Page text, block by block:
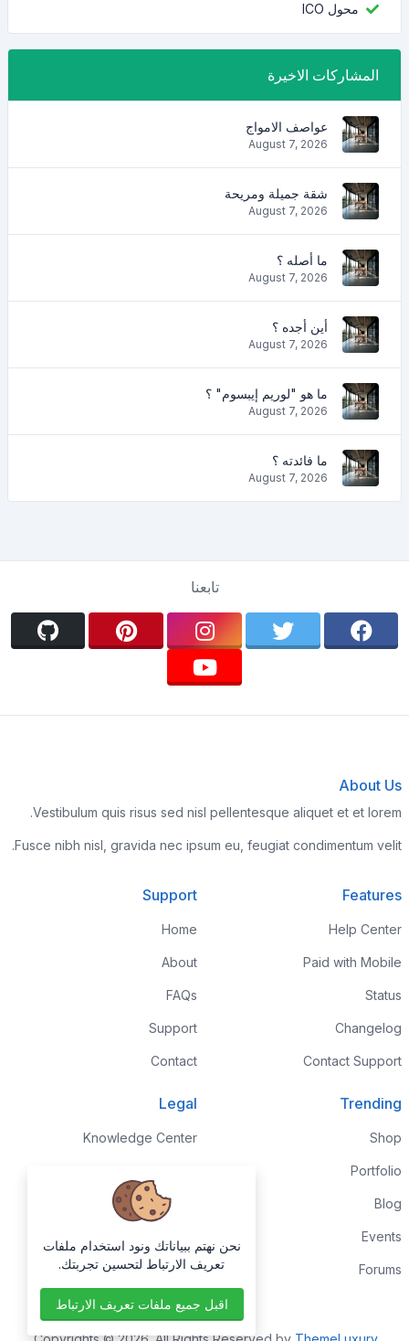
محول ICO
المشاركات الاخيرة
عواصف الامواج
August 7, 2026
شقة جميلة ومريحة
August 7, 2026
ما أصله ؟
August 7, 2026
أين أجده ؟
August 7, 2026
ما هو "لوريم إيبسوم" ؟
August 7, 2026
ما فائدته ؟
August 7, 2026
تابعنا
About Us
Vestibulum quis risus sed nisl pellentesque aliquet et et lorem.
Fusce nibh nisl, gravida nec ipsum eu, feugiat condimentum velit.
Features
Help Center
Paid with Mobile
Status
Changelog
Contact Support
Support
Home
About
FAQs
Support
Contact
Trending
Shop
Portfolio
Blog
Events
Forums
Legal
Knowledge Center
Sponsorships
Privacy Policy
نحن نهتم ببياناتك ونود استخدام ملفات
تعريف الارتباط لتحسين تجربتك.
اقبل جميع ملفات تعريف الارتباط